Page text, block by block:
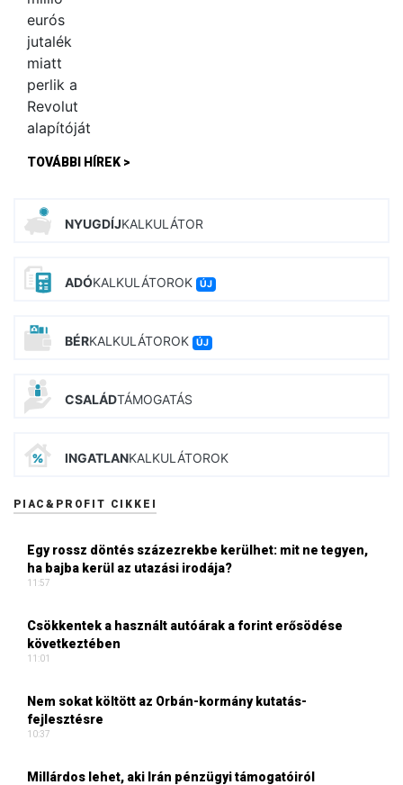
TOVÁBBI HÍREK >
NYUGDÍJKALKULÁTOR
ADÓKALKULÁTOROK ÚJ
BÉRKALKULÁTOROK ÚJ
CSALÁDTÁMOGATÁS
INGATLANKALKULÁTOROK
PIAC&PROFIT CIKKEI
Egy rossz döntés százezrekbe kerülhet: mit ne tegyen,
ha bajba kerül az utazási irodája?
11:57
Csökkentek a használt autóárak a forint erősödése
következtében
11:01
Nem sokat költött az Orbán-kormány kutatás-
fejlesztésre
10:37
Millárdos lehet, aki Irán pénzügyi támogatóiról